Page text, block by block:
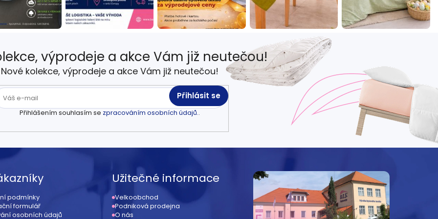
výprodeje a akce Vám již neutečou!
Nové kolekce, výprodeje a akce Vám již neutečou!
Přihlášením souhlasím se zpracováním osobních údajů..
Přihlásit se
podmínky
formulář
osobních údajů
Užitečné informace
Velkoobchod
Podniková prodejna
O nás